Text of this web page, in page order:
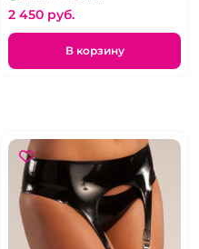
2 450 pуб.
В корзину